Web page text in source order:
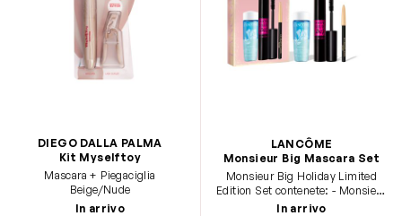
DIEGO DALLA PALMA
Kit Myselftoy
Mascara + Piegaciglia
Beige/Nude
In arrivo
LANCÔME
Monsieur Big Mascara Set
Monsieur Big Holiday Limited
Edition Set contenete: - Monsieur
Big Mascara 01 - formato
In arrivo